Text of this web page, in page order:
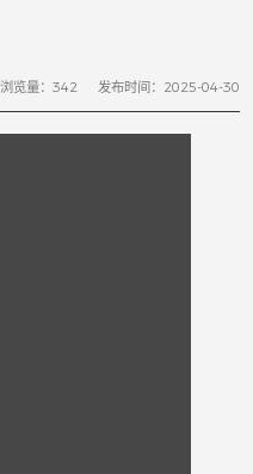
浏览量： 342 发布时间：2025-04-30